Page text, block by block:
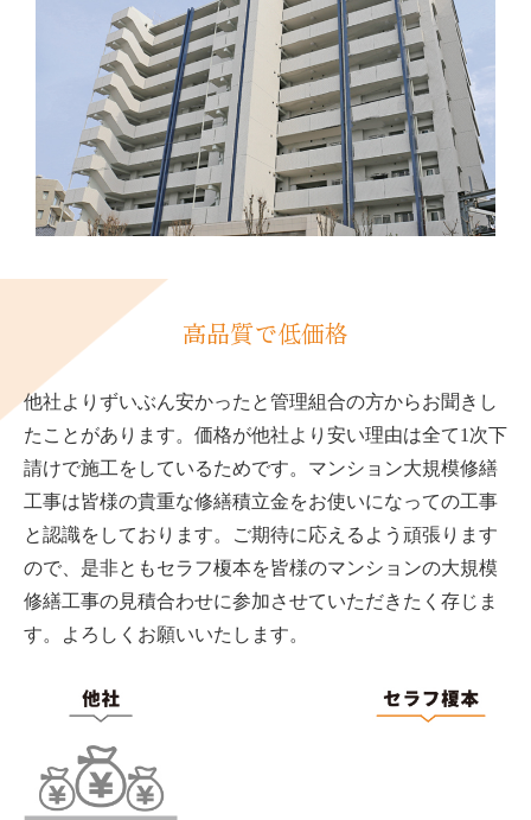
高品質で低価格
他社よりずいぶん安かったと管理組合の方からお聞きし
たことがあります。価格が他社より安い理由は全て1次下
請けで施工をしているためです。マンション大規模修繕
工事は皆様の貴重な修繕積立金をお使いになっての工事
と認識をしております。ご期待に応えるよう頑張ります
ので、是非ともセラフ榎本を皆様のマンションの大規模
修繕工事の見積合わせに参加させていただきたく存じま
す。よろしくお願いいたします。